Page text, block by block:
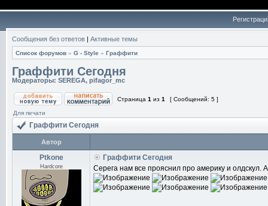
Сообщения без ответов | Активные темы
Список форумов » G - Style » Граффити
Граффити Сегодня
Модераторы: SEREGA, pifagor_mc
Страница 1 из 1 [ Сообщений: 5 ]
Для печати
Граффити Сегодня
Автор
Ptkone
Hardcore
Граффити Сегодня
Серега нам все прояснил про америку и олдскул.